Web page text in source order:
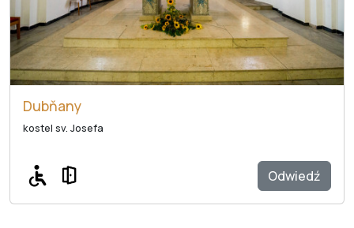
Dubňany
kostel sv. Josefa
Odwiedź